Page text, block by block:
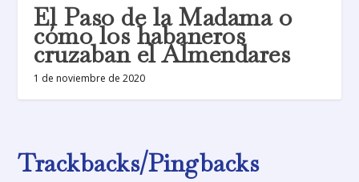
El Paso de la Madama o
cómo los habaneros
cruzaban el Almendares
1 de noviembre de 2020
Trackbacks/Pingbacks